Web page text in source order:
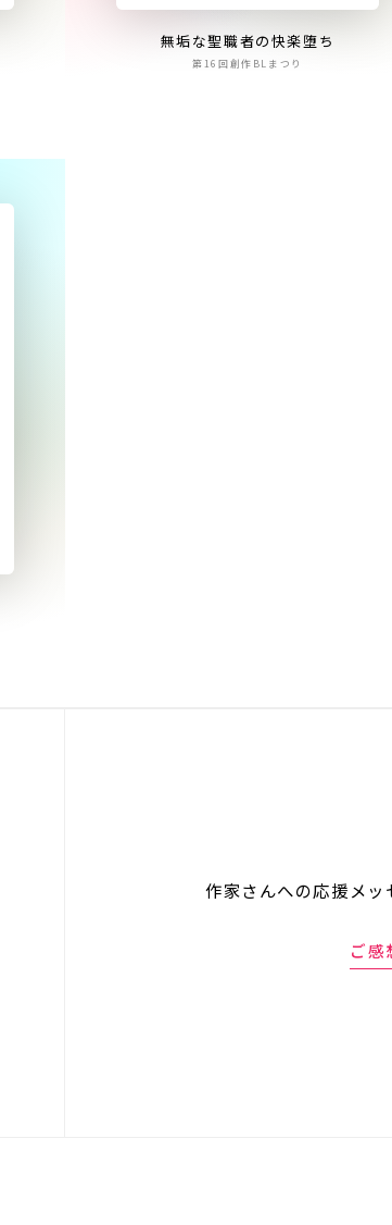
無垢な聖職者の快楽堕ち
第16回創作BLまつり
作家さんへの応援メッ
ご感